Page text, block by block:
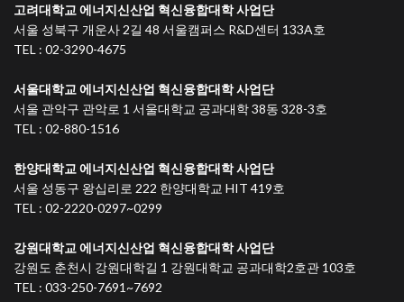
고려대학교 에너지신산업 혁신융합대학 사업단
서울 성북구 개운사 2길 48 서울캠퍼스 R&D센터 133A호
TEL : 02-3290-4675
서울대학교 에너지신산업 혁신융합대학 사업단
서울 관악구 관악로 1 서울대학교 공과대학 38동 328-3호
TEL : 02-880-1516
한양대학교 에너지신산업 혁신융합대학 사업단
서울 성동구 왕십리로 222 한양대학교 HIT 419호
TEL : 02-2220-0297~0299
강원대학교 에너지신산업 혁신융합대학 사업단
강원도 춘천시 강원대학길 1 강원대학교 공과대학2호관 103호
TEL : 033-250-7691~7692